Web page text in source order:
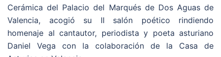
Cerámica del Palacio del Marqués de Dos Aguas de
Valencia, acogió su II salón poético rindiendo
homenaje al cantautor, periodista y poeta asturiano
Daniel Vega con la colaboración de la Casa de